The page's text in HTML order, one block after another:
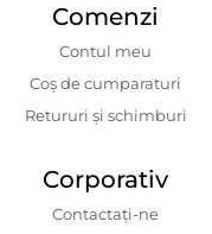
Comenzi
Contul meu
Coș de cumparaturi
Retururi și schimburi
Corporativ
Contactaţi-ne